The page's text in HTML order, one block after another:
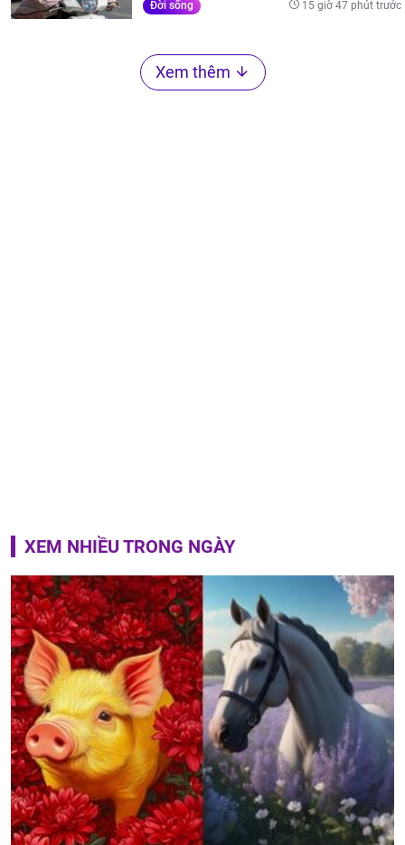
Đời sống 15 giờ 47 phút trước
Xem thêm
XEM NHIỀU TRONG NGÀY